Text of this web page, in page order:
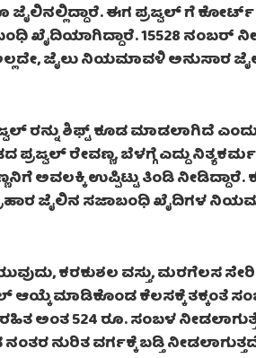
ಈಗ ಪ್ರಜ್ವಲ್ ಗೆ ಕೋರ್ಟ್
ಖೈದಿಯಾಗಿದ್ದಾರೆ. 15528 ನಂಬರ್
ಜೈಲು ನಿಯಮಾವಳಿ ಅನುಸಾರ
ರನ್ನು ಶಿಫ್ಟ್ ಕೂಡ ಮಾಡಲಾಗಿದೆ
ರೇವಣ್ಣ, ಬೆಳಗ್ಗೆ ಎದ್ದು
ಅವಲಕ್ಕಿ ಉಪ್ಪಿಟ್ಟು ತಿಂಡಿ
ಜೈಲಿನ ಸಜಾಬಂಧಿ ಖೈದಿಗಳ
ಕರಕುಶಲ ವಸ್ತು, ಮರಗೆಲಸ
ಆಯ್ಕೆ ಮಾಡಿಕೊಂಡ ಕೆಲಸಕ್ಕೆ ತಕ್ಕಂತೆ
ಅಂತ 524 ರೂ. ಸಂಬಳ
ನುರಿತ ವರ್ಗಕ್ಕೆ ಬಡ್ತಿ